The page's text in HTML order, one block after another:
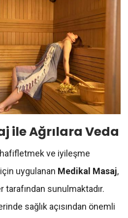
ile Ağrılara Veda
hafifletmek ve iyileşme
uygulanan Medikal Masaj,
sunulmaktadır.
sağlık açısından önemli